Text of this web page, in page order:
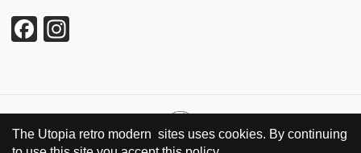
Facebook
The Utopia retro modern sites uses cookies. By continuing